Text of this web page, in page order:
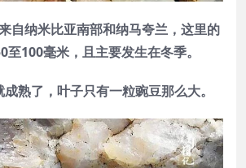
自纳米比亚南部和纳马夸兰，这里的
至100毫米，且主要发生在冬季。
熟了，叶子只有一粒豌豆那么大。